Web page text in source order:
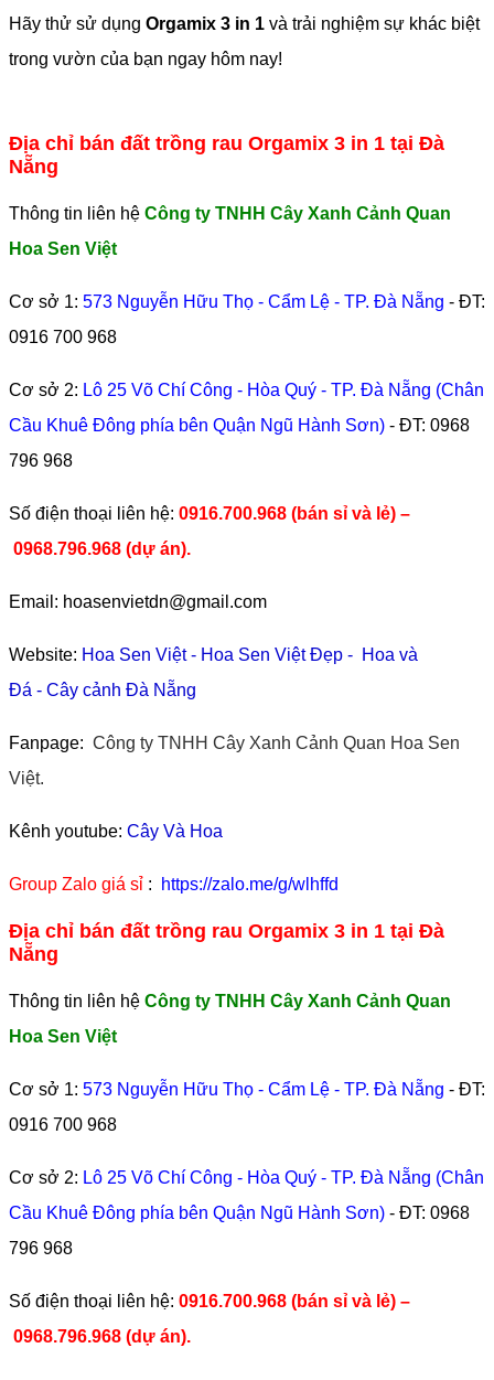
Hãy thử sử dụng Orgamix 3 in 1 và trải nghiệm sự khác biệt
trong vườn của bạn ngay hôm nay!
Địa chỉ bán đất trồng rau Orgamix 3 in 1 tại Đà
Nẵng
Thông tin liên hệ Công ty TNHH Cây Xanh Cảnh Quan
Hoa Sen Việt
Cơ sở 1: 573 Nguyễn Hữu Thọ - Cẩm Lệ - TP. Đà Nẵng - ĐT:
0916 700 968
Cơ sở 2: Lô 25 Võ Chí Công - Hòa Quý - TP. Đà Nẵng (Chân
Cầu Khuê Đông phía bên Quận Ngũ Hành Sơn) - ĐT: 0968
796 968
​Số điện thoại liên hệ: 0916.700.968 (bán sỉ và lẻ) –
0968.796.968 (dự án).
Email: hoasenvietdn@gmail.com
Website: Hoa Sen Việt- Hoa Sen Việt Đẹp - Hoa và
Đá - Cây cảnh Đà Nẵng
Fanpage: Công ty TNHH Cây Xanh Cảnh Quan Hoa Sen
Việt.
Kênh youtube: Cây Và Hoa
Group Zalo giá sỉ : https://zalo.me/g/wlhffd
Địa chỉ bán đất trồng rau Orgamix 3 in 1 tại Đà
Nẵng
Thông tin liên hệ Công ty TNHH Cây Xanh Cảnh Quan
Hoa Sen Việt
Cơ sở 1: 573 Nguyễn Hữu Thọ - Cẩm Lệ - TP. Đà Nẵng - ĐT:
0916 700 968
Cơ sở 2: Lô 25 Võ Chí Công - Hòa Quý - TP. Đà Nẵng (Chân
Cầu Khuê Đông phía bên Quận Ngũ Hành Sơn) - ĐT: 0968
796 968
​Số điện thoại liên hệ: 0916.700.968 (bán sỉ và lẻ) –
0968.796.968 (dự án).